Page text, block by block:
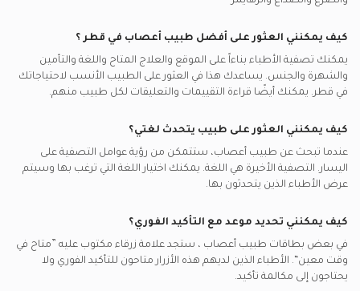
أفضل أخصائيين أمراض الصدر في الدوحة
اضطرابات القلق, الدوحة
الشلل الدماغي, الدوحة
الاغماء, الدوحة
الدوار, الدوحة
التهاب الدماغ, الدوحة
إم إس إيتش يدعم تأمين اطباء أعصاب
أتنا يدعم تأمين اطباء أعصاب
ناس يدعم تأمين اطباء أعصاب
بوبا يدعم تأمين اطباء أعصاب
غلوب مد يدعم تأمين اطباء أعصاب
نيورون يدعم تأمين اطباء أعصاب
غلوب مد قطر يدعم تأمين اطباء أعصاب
مكالمات الفيديو مع اطباء باطنية
كيف يمكنني العثور على أفضل طبيب أعصاب في قطر ؟
يمكنك تصفية الأطباء بناءاً على الموقع والعلاج المتاح واللغة والتأمين
والشهرة والجنس. يساعدك هذا في العثور على الطبيب الأنسب لاحتياجاتك
في قطر. يمكنك أيضًا قراءة التقييمات والتعليقات لكل طبيب منهم.
كيف يمكنني العثور على طبيب يتحدث لغتي؟
عندما تبحث عن طبيب أعصاب، ستتمكن من رؤية عوامل التصفية على
اليسار. التصفية الأخيرة هي اللغة. يمكنك اختيار اللغة التي ترغب بها وسيتم
عرض الأطباء الذين يتحدثون بها.
كيف يمكنني تحديد موعد مع التأكيد الفوري؟
في بعض بطاقات طبيب أعصاب ، ستجد علامة زرقاء مكتوب عليه ”متاح في
وقت معين“. الأطباء الذين لديهم هذه الأزرار متاحون للتأكيد الفوري ولا
يحتاجون إلى مكالمة تأكيد.